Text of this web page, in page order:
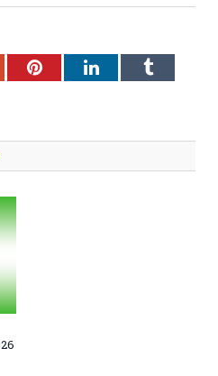
PinterestLinkedInTumblr